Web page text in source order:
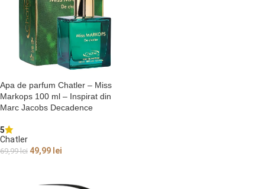
Apa de parfum Chatler – Miss
Markops 100 ml – Inspirat din
Marc Jacobs Decadence
5
Chatler
69,99lei 49,99 lei